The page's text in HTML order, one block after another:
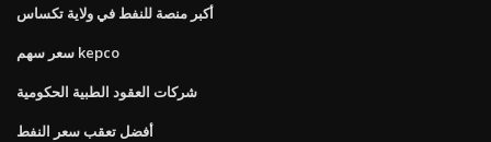
أكبر منصة للنفط في ولاية تكساس
سعر سهم kepco
شركات العقود الطبية الحكومية
أفضل تعقب سعر النفط